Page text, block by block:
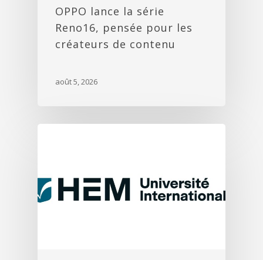
OPPO lance la série
Reno16, pensée pour les
créateurs de contenu
août 5, 2026